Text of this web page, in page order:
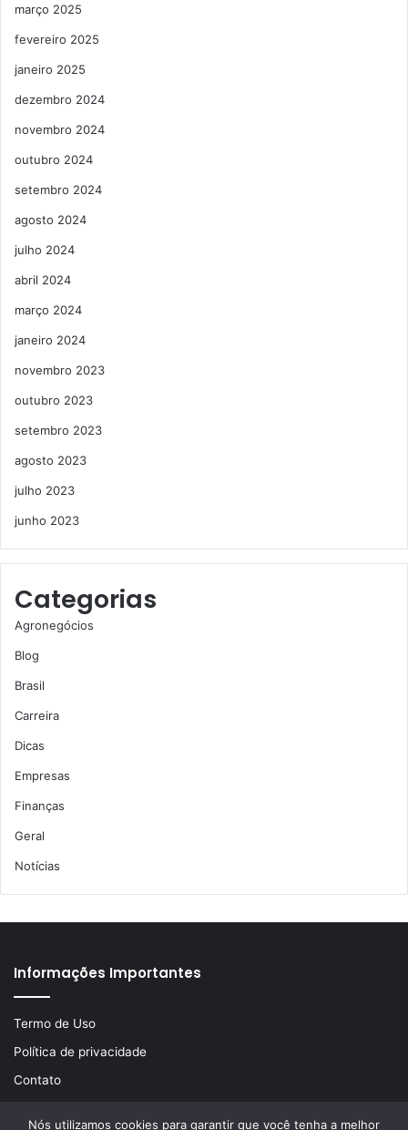
março 2025
fevereiro 2025
janeiro 2025
dezembro 2024
novembro 2024
outubro 2024
setembro 2024
agosto 2024
julho 2024
abril 2024
março 2024
janeiro 2024
novembro 2023
outubro 2023
setembro 2023
agosto 2023
julho 2023
junho 2023
Categorias
Agronegócios
Blog
Brasil
Carreira
Dicas
Empresas
Finanças
Geral
Notícias
Informações Importantes
Termo de Uso
Política de privacidade
Contato
Nós utilizamos cookies para garantir que você tenha a melhor